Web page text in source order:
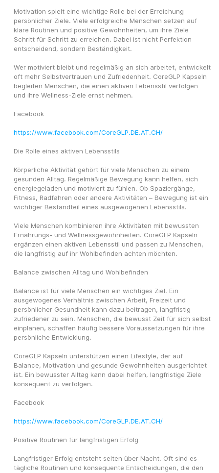
Motivation spielt eine wichtige Rolle bei der Erreichung
persönlicher Ziele. Viele erfolgreiche Menschen setzen auf
klare Routinen und positive Gewohnheiten, um ihre Ziele
Schritt für Schritt zu erreichen. Dabei ist nicht Perfektion
entscheidend, sondern Beständigkeit.
Wer motiviert bleibt und regelmäßig an sich arbeitet, entwickelt
oft mehr Selbstvertrauen und Zufriedenheit. CoreGLP Kapseln
begleiten Menschen, die einen aktiven Lebensstil verfolgen
und ihre Wellness-Ziele ernst nehmen.
Facebook
https://www.facebook.com/CoreGLP.DE.AT.CH/
Die Rolle eines aktiven Lebensstils
Körperliche Aktivität gehört für viele Menschen zu einem
gesunden Alltag. Regelmäßige Bewegung kann helfen, sich
energiegeladen und motiviert zu fühlen. Ob Spaziergänge,
Fitness, Radfahren oder andere Aktivitäten – Bewegung ist ein
wichtiger Bestandteil eines ausgewogenen Lebensstils.
Viele Menschen kombinieren ihre Aktivitäten mit bewussten
Ernährungs- und Wellnessgewohnheiten. CoreGLP Kapseln
ergänzen einen aktiven Lebensstil und passen zu Menschen,
die langfristig auf ihr Wohlbefinden achten möchten.
Balance zwischen Alltag und Wohlbefinden
Balance ist für viele Menschen ein wichtiges Ziel. Ein
ausgewogenes Verhältnis zwischen Arbeit, Freizeit und
persönlicher Gesundheit kann dazu beitragen, langfristig
zufriedener zu sein. Menschen, die bewusst Zeit für sich selbst
einplanen, schaffen häufig bessere Voraussetzungen für ihre
persönliche Entwicklung.
CoreGLP Kapseln unterstützen einen Lifestyle, der auf
Balance, Motivation und gesunde Gewohnheiten ausgerichtet
ist. Ein bewusster Alltag kann dabei helfen, langfristige Ziele
konsequent zu verfolgen.
Facebook
https://www.facebook.com/CoreGLP.DE.AT.CH/
Positive Routinen für langfristigen Erfolg
Langfristiger Erfolg entsteht selten über Nacht. Oft sind es
tägliche Routinen und konsequente Entscheidungen, die den